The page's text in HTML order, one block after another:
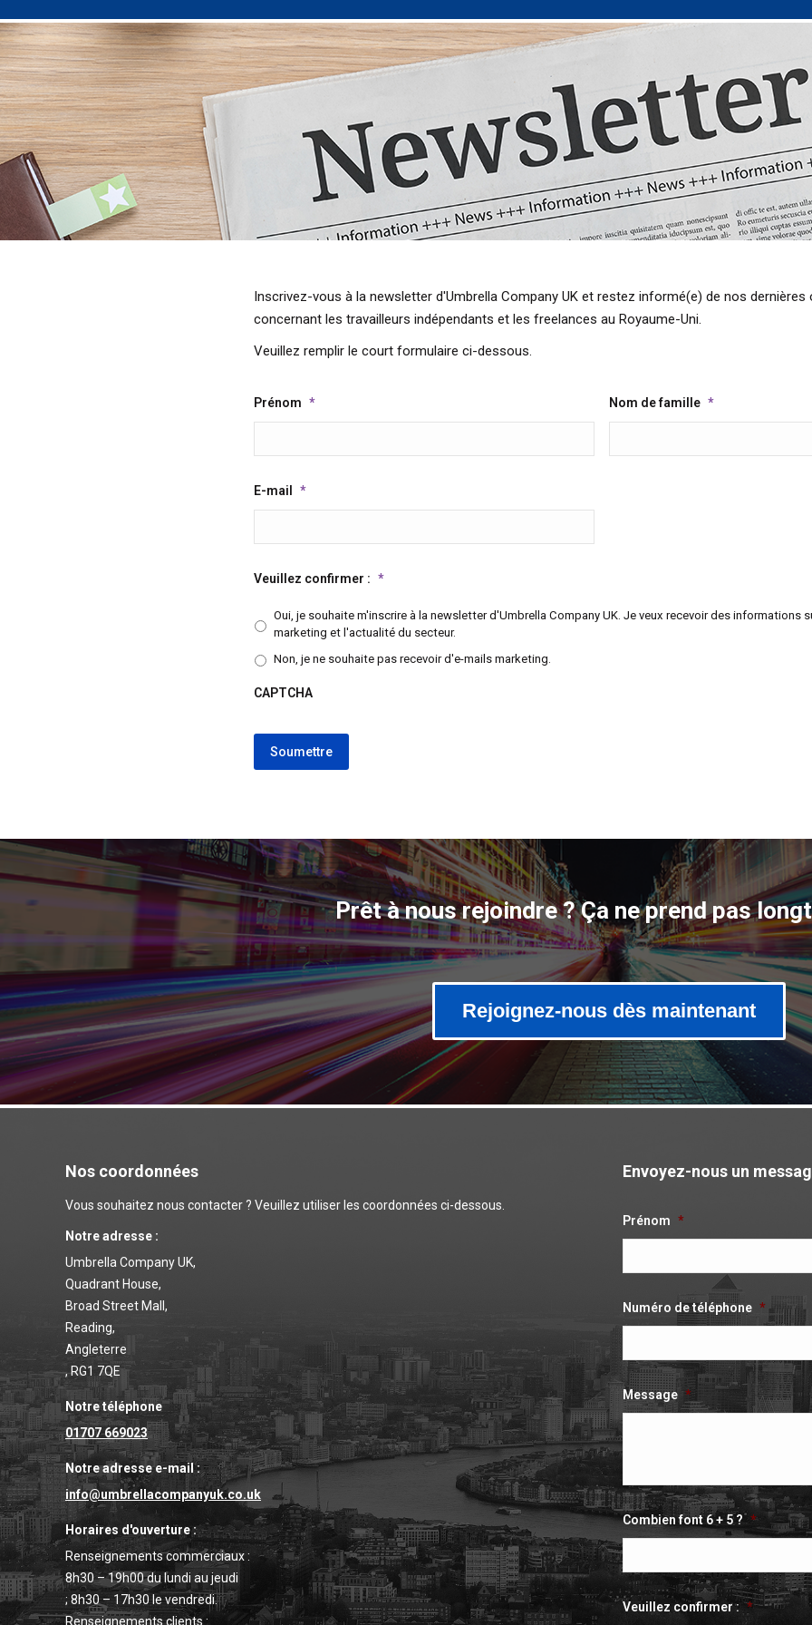
Inscrivez-vous à la newsletter d'Umbrella Company UK et restez informé(e) de nos
concernant les travailleurs indépendants et les freelances au Royaume-Uni.
Veuillez remplir le court formulaire ci-dessous.
Prénom * Nom de famille *
E-mail *
Veuillez confirmer : *
Oui, je souhaite m'inscrire à la newsletter d'Umbrella Company UK. Je veux recevoir des informations
marketing et l'actualité du secteur.
Non, je ne souhaite pas recevoir d'e-mails marketing.
CAPTCHA
Prêt à nous rejoindre ? Ça ne prend pas
Rejoignez-nous dès maintenant
Nos coordonnées
Vous souhaitez nous contacter ? Veuillez utiliser les coordonnées ci-dessous.
Notre adresse :
Umbrella Company UK,
Quadrant House,
Broad Street Mall,
Reading,
Angleterre
, RG1 7QE
Notre téléphone
01707 669023
Notre adresse e-mail :
info@umbrellacompanyuk.co.uk
Horaires d'ouverture :
Renseignements commerciaux :
8h30 – 19h00 du lundi au jeudi
; 8h30 – 17h30 le vendredi.
Renseignements clients :
Envoyez-nous un
Prénom *
Numéro de téléphone *
Message *
Combien font 6 + 5 ? *
Veuillez confirmer : *